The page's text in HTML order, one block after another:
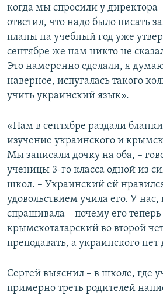
когда мы спросили у директора
ответил, что надо было писать
планы на учебный год уже
сентябре же нам никто не
Это намеренно сделали, я
наверное, испугалась такого
учить украинский язык».
«Нам в сентябре раздали
изучение украинского и
Мы записали дочку на оба, –
ученицы 3-го класса одной из
школ. – Украинский ей
удовольствием учила его. У
спрашивала – почему его теперь
крымскотатарский во второй
преподавать, а украинского нет
Сергей выяснил – в школе, где
примерно треть родителей